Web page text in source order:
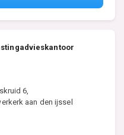
6,
aan den ijssel